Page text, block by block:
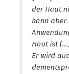
der Haut
kann aber
Haut ist
Er wird